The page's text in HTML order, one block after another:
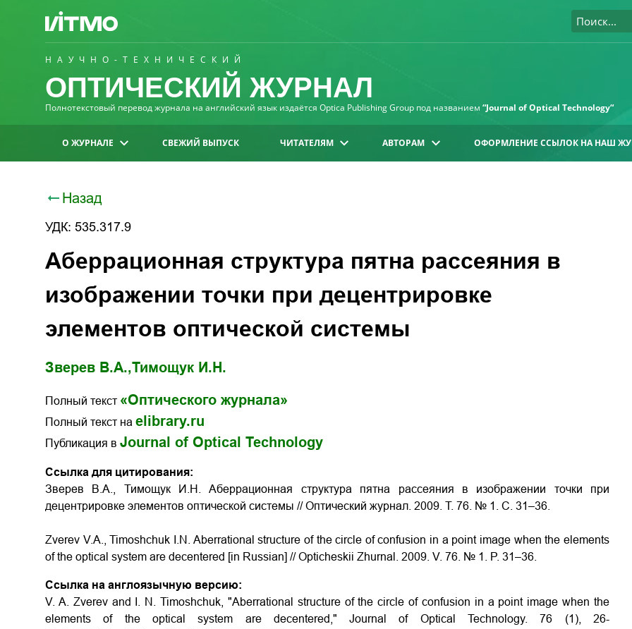
НАУЧНО-ТЕХНИЧЕСКИЙ
ОПТИЧЕСКИЙ ЖУРНАЛ
Полнотекстовый перевод журнала на английский язык издаётся Optica Publishing Group под названием “Journal of Optical Technology“
О ЖУРНАЛЕ СВЕЖИЙ ВЫПУСК ЧИТАТЕЛЯМ АВТОРАМ ОФОРМЛЕНИЕ ССЫЛОК НА НАШ
Назад
УДК: 535.317.9
Аберрационная структура пятна рассеяния в
изображении точки при децентрировке
элементов оптической системы
Зверев В.А.,Тимощук И.Н.
Полный текст «Оптического журнала»
Полный текст на elibrary.ru
Публикация в Journal of Optical Technology
Ссылка для цитирования:
Зверев В.А., Тимощук И.Н. Аберрационная структура пятна рассеяния в изображении точки при
децентрировке элементов оптической системы // Оптический журнал. 2009. Т. 76. № 1. С. 31–36.
Zverev V.A., Timoshchuk I.N. Aberrational structure of the circle of confusion in a point image when the elements
of the optical system are decentered [in Russian] // Opticheskii Zhurnal. 2009. V. 76. № 1. P. 31–36.
Ссылка на англоязычную версию:
V. A. Zverev and I. N. Timoshchuk, "Aberrational structure of the circle of confusion in a point image when the
elements of the optical system are decentered," Journal of Optical Technology. 76 (1), 26-